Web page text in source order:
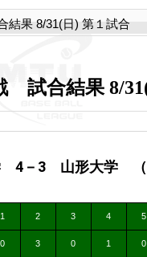
果 8/31(日) 第１試合
試合結果 8/
4－3 山形大学 （
1 2 3 4 5
0 3 0 1 0